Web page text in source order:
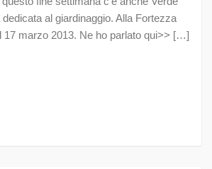
al giardinaggio. Alla Fortezza
17 marzo 2013. Ne ho parlato qui>> […]